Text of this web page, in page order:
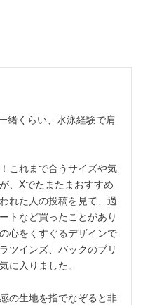
緒くらい、水泳経験で肩
これまで合うサイズや気
、Xでたまたまおすすめ
れた人の投稿を見て、過
トなど買ったことがあり
心をくすぐるデザインで
ツインズ、バックのブリ
に入りました。
の生地を指でなぞると非